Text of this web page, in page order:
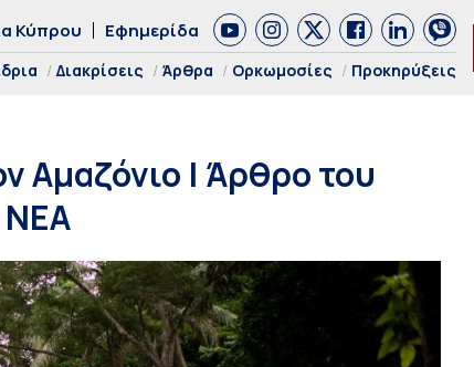
Κύπρου Εφημερίδα
Διακρίσεις Άρθρα Ορκωμοσίες Προκηρύξεις
Αμαζόνιο | Άρθρο του
ΝΕΑ